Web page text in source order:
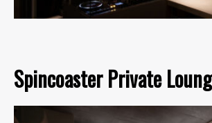
Spincoaster Private